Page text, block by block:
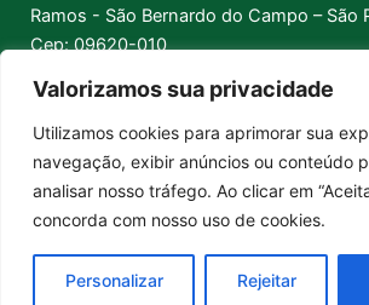
Valorizamos sua privacidade
Utilizamos cookies para aprimorar sua
navegação, exibir anúncios ou conteúdo
analisar nosso tráfego. Ao clicar em
concorda com nosso uso de cookies.
Personalizar Rejeitar
Ramos - São Bernardo do Campo – São
Cep: 09620-010
Pix │ Boleto │ Cartão